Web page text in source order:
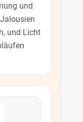
und
und Licht